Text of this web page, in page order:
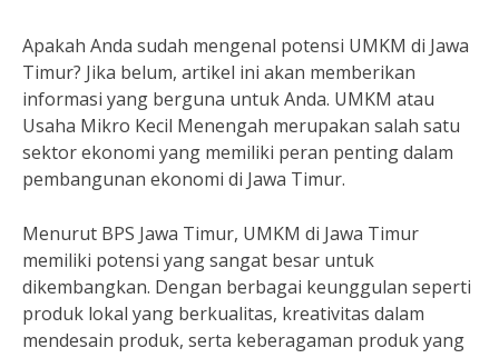
Apakah Anda sudah mengenal potensi UMKM di Jawa
Timur? Jika belum, artikel ini akan memberikan
informasi yang berguna untuk Anda. UMKM atau
Usaha Mikro Kecil Menengah merupakan salah satu
sektor ekonomi yang memiliki peran penting dalam
pembangunan ekonomi di Jawa Timur.
Menurut BPS Jawa Timur, UMKM di Jawa Timur
memiliki potensi yang sangat besar untuk
dikembangkan. Dengan berbagai keunggulan seperti
produk lokal yang berkualitas, kreativitas dalam
mendesain produk, serta keberagaman produk yang